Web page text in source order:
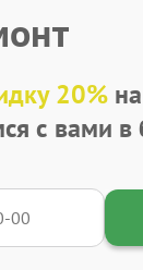
20%
с вами